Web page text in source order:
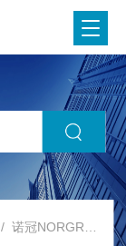
/诺冠NORGREN电磁阀